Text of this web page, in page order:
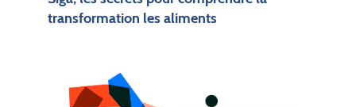
transformation les aliments